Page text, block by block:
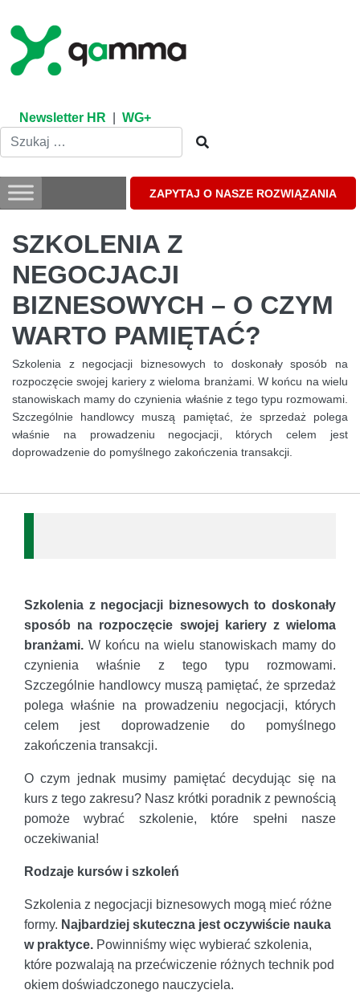
content
Newsletter HR WG+
ZAPYTAJ O NASZE ROZWIĄZANIA
SZKOLENIA Z
NEGOCJACJI
BIZNESOWYCH – O CZYM
WARTO PAMIĘTAĆ?
Szkolenia z negocjacji biznesowych to doskonały sposób na
rozpoczęcie swojej kariery z wieloma branżami. W końcu na wielu
stanowiskach mamy do czynienia właśnie z tego typu rozmowami.
Szczególnie handlowcy muszą pamiętać, że sprzedaż polega
właśnie na prowadzeniu negocjacji, których celem jest
doprowadzenie do pomyślnego zakończenia transakcji.
Szkolenia z negocjacji biznesowych to doskonały
sposób na rozpoczęcie swojej kariery z wieloma
branżami. W końcu na wielu stanowiskach mamy do
czynienia właśnie z tego typu rozmowami.
Szczególnie handlowcy muszą pamiętać, że sprzedaż
polega właśnie na prowadzeniu negocjacji, których
celem jest doprowadzenie do pomyślnego
zakończenia transakcji.
O czym jednak musimy pamiętać decydując się na
kurs z tego zakresu? Nasz krótki poradnik z pewnością
pomoże wybrać szkolenie, które spełni nasze
oczekiwania!
Rodzaje kursów i szkoleń
Szkolenia z negocjacji biznesowych mogą mieć różne
formy. Najbardziej skuteczna jest oczywiście nauka
w praktyce. Powinniśmy więc wybierać szkolenia,
które pozwalają na przećwiczenie różnych technik pod
okiem doświadczonego nauczyciela.